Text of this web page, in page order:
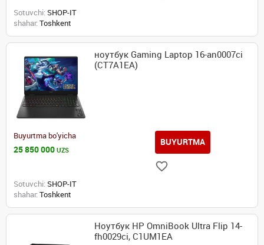
Sotuvchi: SHOP-IT
shahar: Toshkent
ноутбук Gaming Laptop 16-an0007ci
(CT7A1EA)
Buyurtma bo'yicha
25 850 000 UZS
BUYURTMA
Sotuvchi: SHOP-IT
shahar: Toshkent
Ноутбук HP OmniBook Ultra Flip 14-
fh0029ci, C1UM1EA